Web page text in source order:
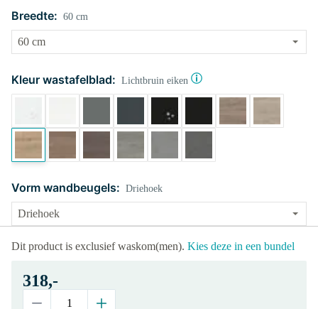
Breedte: 60 cm
Kleur wastafelblad: Lichtbruin eiken
Vorm wandbeugels: Driehoek
Dit product is exclusief waskom(men). Kies deze in een bundel
318,-